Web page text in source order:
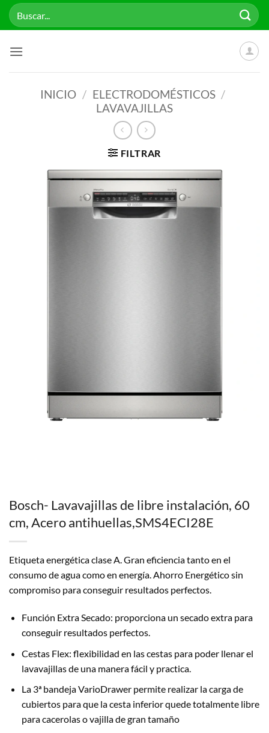
Saltar
Buscar
por:
INICIO / ELECTRODOMÉSTICOS /
LAVAVAJILLAS
FILTRAR
Bosch- Lavavajillas de libre instalación, 60
cm, Acero antihuellas,SMS4ECI28E
Etiqueta energética clase A. Gran eficiencia tanto en el
consumo de agua como en energía. Ahorro Energético sin
compromiso para conseguir resultados perfectos.
Función Extra Secado: proporciona un secado extra para
conseguir resultados perfectos.
Cestas Flex: flexibilidad en las cestas para poder llenar el
lavavajillas de una manera fácil y practica.
La 3ª bandeja VarioDrawer permite realizar la carga de
cubiertos para que la cesta inferior quede totalmente libre
para cacerolas o vajilla de gran tamaño